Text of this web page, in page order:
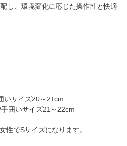
し、環境変化に応じた操作性と快適
いサイズ20～21cm
囲いサイズ21～22cm
性でSサイズになります。